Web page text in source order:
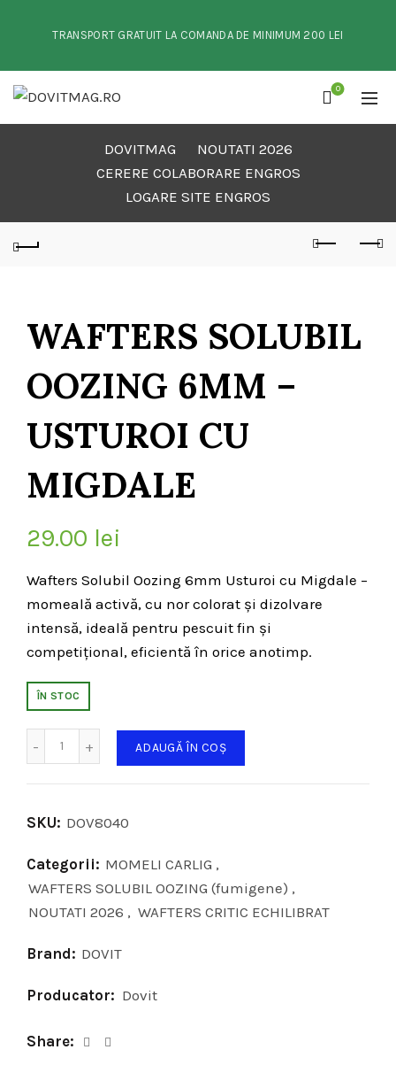
TRANSPORT GRATUIT LA COMANDA DE MINIMUM 200 LEI
0
DOVITMAG
NOUTATI 2026
CERERE COLABORARE ENGROS
LOGARE SITE ENGROS
WAFTERS SOLUBIL
OOZING 6MM –
USTUROI CU
MIGDALE
29.00 lei
Wafters Solubil Oozing 6mm Usturoi cu Migdale –
momeală activă, cu nor colorat și dizolvare
intensă, ideală pentru pescuit fin și
competițional, eficientă în orice anotimp.
ÎN STOC
ADAUGĂ ÎN COȘ
SKU: DOV8040
Categorii: MOMELI CARLIG ,
WAFTERS SOLUBIL OOZING (fumigene) ,
NOUTATI 2026 , WAFTERS CRITIC ECHILIBRAT
Brand: DOVIT
Producator: Dovit
Share